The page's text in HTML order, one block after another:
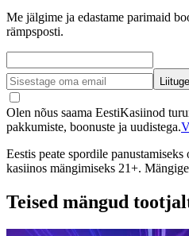
Me jälgime ja edastame parimaid
rämpsposti.
Liituge
Olen nõus saama EestiKasiinod
pakkumiste, boonuste ja uudistega.
Eestis peate spordile
kasiinos mängimiseks 21+.
Teised mängud